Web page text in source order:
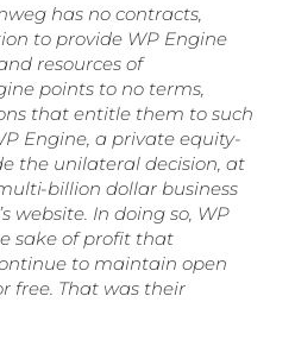
has no contracts,
to provide WP Engine
resources of
points to no terms,
that entitle them to such
Engine, a private equity-
the unilateral decision, at
billion dollar business
website. In doing so, WP
sake of profit that
to maintain open
free. That was their